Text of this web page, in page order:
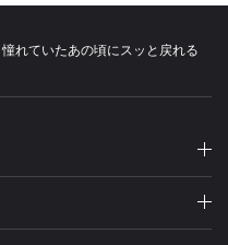
れていたあの頃にスッと戻れる